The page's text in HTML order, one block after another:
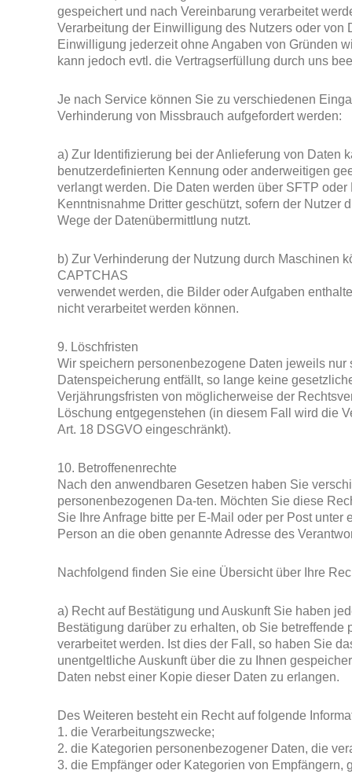
gespeichert und nach Vereinbarung verarbeitet
Verarbeitung der Einwilligung des Nutzers oder von
Einwilligung jederzeit ohne Angaben von Gründen
kann jedoch evtl. die Vertragserfüllung durch uns
Je nach Service können Sie zu verschiedenen
Verhinderung von Missbrauch aufgefordert werden:
a) Zur Identifizierung bei der Anlieferung von Daten
benutzerdefinierten Kennung oder anderweitigen
verlangt werden. Die Daten werden über SFTP oder
Kenntnisnahme Dritter geschützt, sofern der Nutzer
Wege der Datenübermittlung nutzt.
b) Zur Verhinderung der Nutzung durch Maschinen
CAPTCHAS
verwendet werden, die Bilder oder Aufgaben
nicht verarbeitet werden können.
9. Löschfristen
Wir speichern personenbezogene Daten jeweils nur
Datenspeicherung entfällt, so lange keine
Verjährungsfristen von möglicherweise der
Löschung entgegenstehen (in diesem Fall wird die
Art. 18 DSGVO eingeschränkt).
10. Betroffenenrechte
Nach den anwendbaren Gesetzen haben Sie
personenbezogenen Da-ten. Möchten Sie diese
Sie Ihre Anfrage bitte per E-Mail oder per Post unter
Person an die oben genannte Adresse des
Nachfolgend finden Sie eine Übersicht über Ihre
a) Recht auf Bestätigung und Auskunft Sie haben
Bestätigung darüber zu erhalten, ob Sie betreffende
verarbeitet werden. Ist dies der Fall, so haben Sie
unentgeltliche Auskunft über die zu Ihnen
Daten nebst einer Kopie dieser Daten zu erlangen.
Des Weiteren besteht ein Recht auf folgende
1. die Verarbeitungszwecke;
2. die Kategorien personenbezogener Daten, die
3. die Empfänger oder Kategorien von Empfängern,